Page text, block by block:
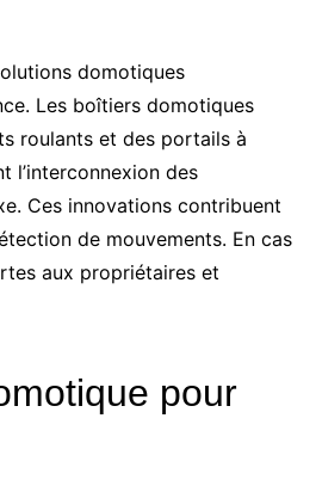
domotiques
Les boîtiers domotiques
roulants et des portails à
l’interconnexion des
Ces innovations contribuent
de mouvements. En cas
aux propriétaires et
pour